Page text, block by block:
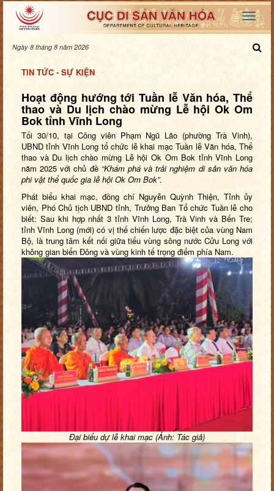
Ngày 8 tháng 8 năm 2026
TIN TỨC - SỰ KIỆN
Hoạt động hướng tới Tuần lễ Văn hóa, Thể
thao và Du lịch chào mừng Lễ hội Ok Om
Bok tỉnh Vĩnh Long
Tối 30/10, tại Công viên Phạm Ngũ Lão (phường Trà Vinh),
UBND tỉnh Vĩnh Long tổ chức lễ khai mạc Tuần lễ Văn hóa, Thể
thao và Du lịch chào mừng Lễ hội Ok Om Bok tỉnh Vĩnh Long
năm 2025 với chủ đề “Khám phá và trải nghiệm di sản văn hóa
phi vật thể quốc gia lễ hội Ok Om Bok”.
Phát biểu khai mạc, đồng chí Nguyễn Quỳnh Thiện, Tỉnh ủy
viên, Phó Chủ tịch UBND tỉnh, Trưởng Ban Tổ chức Tuần lễ cho
biết: Sau khi hợp nhất 3 tỉnh Vĩnh Long, Trà Vinh và Bến Tre;
tỉnh Vĩnh Long (mới) có vị thế chiến lược đặc biệt của vùng Nam
Bộ, là trung tâm kết nối giữa tiểu vùng sông nước Cửu Long với
không gian biển Đông và vùng kinh tế trọng điểm phía Nam.
Đại biểu dự lễ khai mạc (Ảnh: Tác giả)